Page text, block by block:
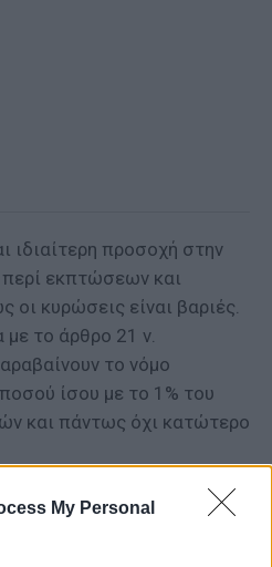
My Personal
ιδιαίτερη προσοχή στην
εκπτώσεων και
οι κυρώσεις είναι βαριές.
το άρθρο 21 ν.
το νόμο
ίσου με το 1% του
και πάντως όχι κατώτερο
που οι εκπτώσεις
ή παραπλανητικές,